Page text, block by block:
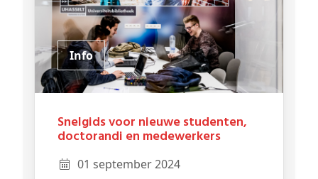
Info
Snelgids voor nieuwe studenten,
doctorandi en medewerkers
01 september 2024